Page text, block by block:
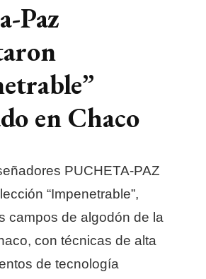
Paz
en Chaco
PUCHETA-PAZ
“Impenetrable”,
campos de algodón de la
con técnicas de alta
de tecnología